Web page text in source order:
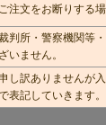
注文をお断りする
判所・警察機関等
いません。
訳ありませんが入
表記していきます。